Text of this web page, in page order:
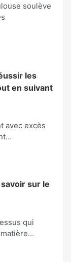
soulève
les
en suivant
avec excès
sur le
qui